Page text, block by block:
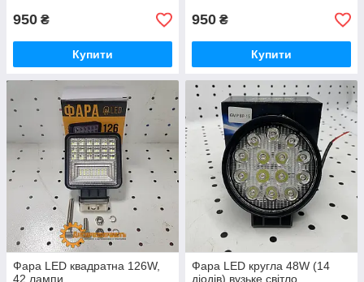
950 ₴
Купити
950 ₴
Купити
Фара LED квадратна 126W,
42 лампи
Фара LED кругла 48W (14
діодів) вузьке світло